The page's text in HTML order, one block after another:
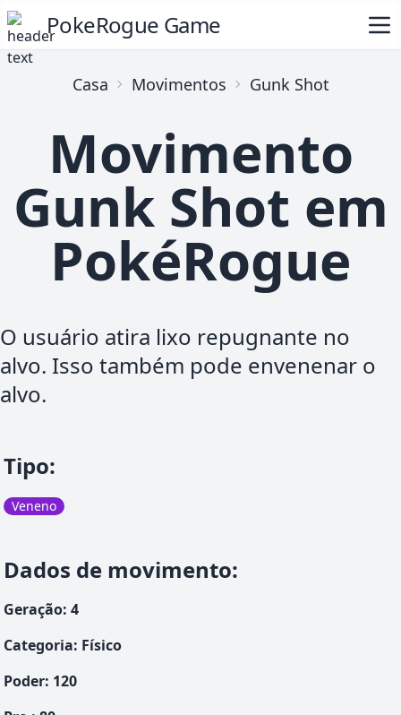
PokeRogue Game
Casa Movimentos Gunk Shot
Movimento
Gunk Shot em
PokéRogue
O usuário atira lixo repugnante no
alvo. Isso também pode envenenar o
alvo.
Tipo:
Veneno
Dados de movimento:
Geração: 4
Categoria: Físico
Poder: 120